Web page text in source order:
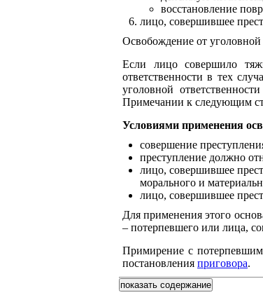
восстановление
лицо, совершившее
Освобождение от уголовной
Если лицо совершило
ответственности в тех
уголовной
Примечании к следующим
Условиями применения
совершение
преступление должно
лицо, совершившее
морального и
лицо, совершившее
Для применения этого
– потерпевшего или лица,
Примирение с
постановления приговора.
показать содержание